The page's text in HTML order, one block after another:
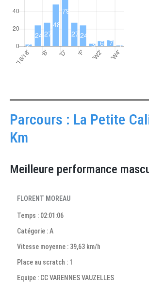
Parcours : La Petite
Km
Meilleure performance
FLORENT MOREAU
Temps : 02:01:06
Catégorie : A
Vitesse moyenne : 39,63 km/h
Place au scratch : 1
Equipe : CC VARENNES VAUZELLES